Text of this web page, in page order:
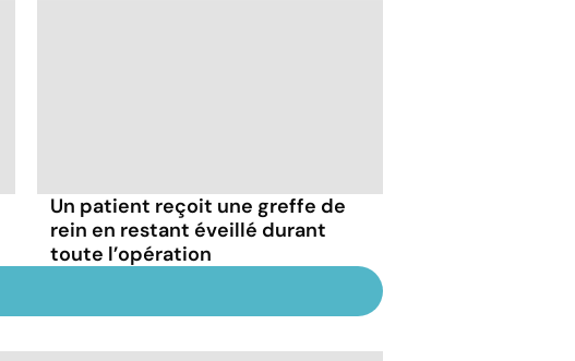
Un patient reçoit une greffe de
rein en restant éveillé durant
toute l’opération